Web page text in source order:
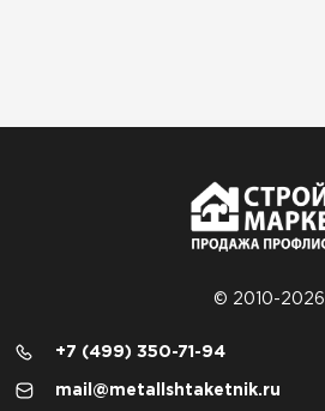
© 2010-2026
+7 (499) 350-71-94
mail@metallshtaketnik.ru